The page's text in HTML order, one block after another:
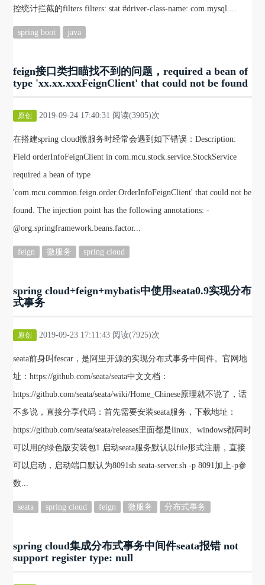
控统计拦截的filters filters: stat #driver-class-name: com.mysql....
spring boot java
feign接口类扫瞄找不到的问题，required a bean of
type 'xx.xx.xxxFeignClient' that could not be found
原创 2019-09-24 17:40:31 阅读(3905)次
在搭建spring cloud微服务时经常会遇到如下错误：Description:
Field orderInfoFeignClient in com.mcu.stock.service.StockService
required a bean of type
'com.mcu.common.feign.order.OrderInfoFeignClient' that could not be
found. The injection point has the following annotations: -
@org.springframework.beans.factor...
feign 微服务 spring cloud
spring cloud+feign+mybatis中使用seata0.9实现分布
式事务
原创 2019-09-23 17:11:43 阅读(7925)次
seata前身叫fescar，是阿里开源的实现分布式事务中间件。官网地
址：https://github.com/seata/seata中文文档：
https://github.com/seata/seata/wiki/Home_Chinese原理就不说了，话
不多说，直接分享代码：首先需要安装seata服务，下载地址：
https://github.com/seata/seata/releases里面都是linux、windows都同时
可以用的绿色版安装包1.启动seata服务默认以file形式注册，直接
可以启动，启动端口默认为8091sh seata-server.sh -p 8091加上-p参
数...
seata spring cloud feign 微服务 分布式事务
spring cloud集成分布式事务中间件seata报错 not
support register type: null